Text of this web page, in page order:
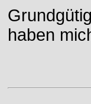
haben